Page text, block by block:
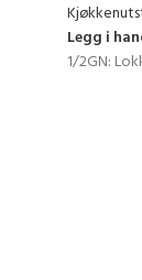
Legg i
1/2GN: